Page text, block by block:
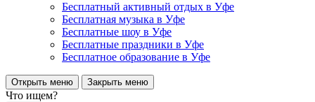
Бесплатный активный отдых в Уфе
Бесплатная музыка в Уфе
Бесплатные шоу в Уфе
Бесплатные праздники в Уфе
Бесплатное образование в Уфе
Открыть меню Закрыть меню
Что ищем?